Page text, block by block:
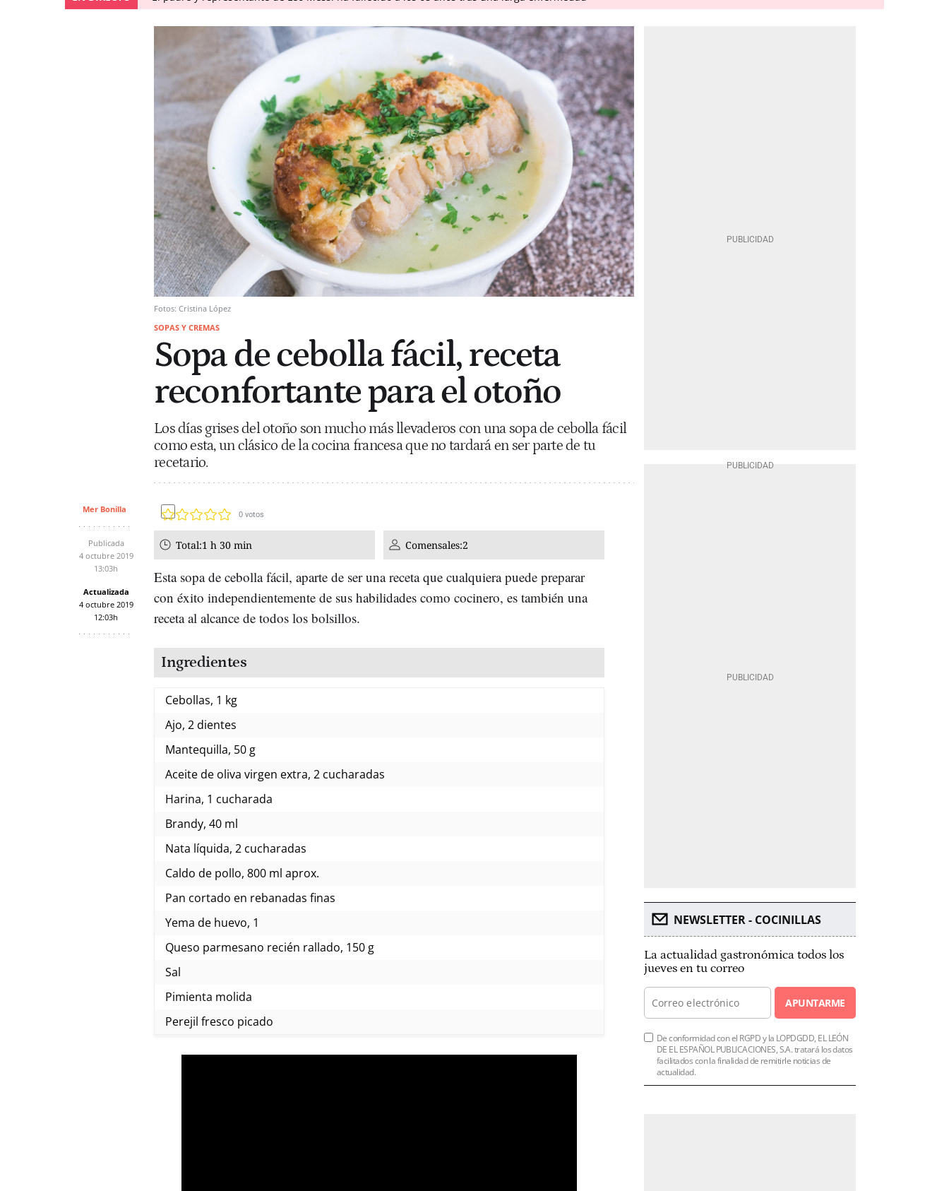
Fotos: Cristina López
SOPAS Y CREMAS
Sopa de cebolla fácil, receta
reconfortante para el otoño
Los días grises del otoño son mucho más llevaderos con una sopa de cebolla fácil
como esta, un clásico de la cocina francesa que no tardará en ser parte de tu
recetario.
Mer Bonilla
Publicada
4 octubre 2019
13:03h
Actualizada
4 octubre 2019
12:03h
0 votos
Total:1 h 30 min Comensales:2
Esta sopa de cebolla fácil, aparte de ser una receta que cualquiera puede preparar
con éxito independientemente de sus habilidades como cocinero, es también una
receta al alcance de todos los bolsillos.
Ingredientes
Cebollas, 1 kg
Ajo, 2 dientes
Mantequilla, 50 g
Aceite de oliva virgen extra, 2 cucharadas
Harina, 1 cucharada
Brandy, 40 ml
Nata líquida, 2 cucharadas
Caldo de pollo, 800 ml aprox.
Pan cortado en rebanadas finas
Yema de huevo, 1
Queso parmesano recién rallado, 150 g
Sal
Pimienta molida
Perejil fresco picado
NEWSLETTER - COCINILLAS
La actualidad gastronómica todos los
jueves en tu correo
APUNTARME
De conformidad con el RGPD y la LOPDGDD, EL LEÓN
DE EL ESPAÑOL PUBLICACIONES, S.A. tratará los datos
facilitados con la finalidad de remitirle noticias de
actualidad.